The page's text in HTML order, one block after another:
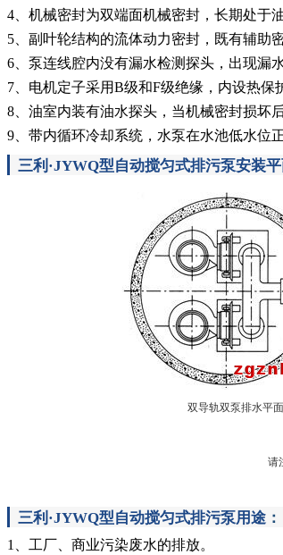
4、机械密封为双端面机械密封，长期处于
5、副叶轮结构的流体动力密封，既有辅助
6、泵连线腔内没有漏水检测探头，出现漏
7、电机定子采用B级和F级绝缘，内设热保
8、油室内装有油水探头，当机械密封损坏
9、带内循环冷却系统，水泵在水池低水位
三利·JYWQ型自动搅匀式排污泵安装平
双导轨双泵排水平面
请
三利·JYWQ型自动搅匀式排污泵用途 ：
1、工厂、商业污染废水的排放。